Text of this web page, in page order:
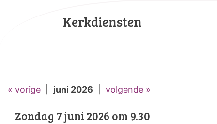
Kerkdiensten
« vorige juni 2026 volgende »
Zondag 7 juni 2026 om 9.30